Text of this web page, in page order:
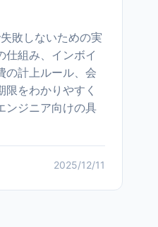
敗しないための実
仕組み、インボイ
の計上ルール、会
をわかりやすく
ンジニア向けの具
2025/12/11